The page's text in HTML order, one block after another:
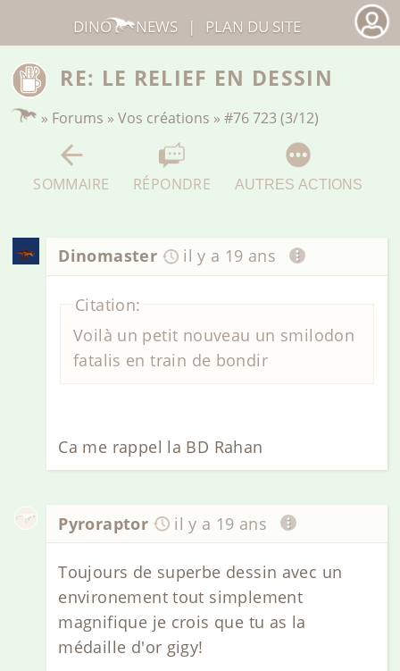
RE: LE RELIEF EN DESSIN
» Forums »Vos créations »#76 723 (3/12)
SOMMAIRE RÉPONDRE AUTRES ACTIONS
Dinomaster il y a 19 ans
Citation:
Voilà un petit nouveau un smilodon
fatalis en train de bondir
Ca me rappel la BD Rahan
Pyroraptor il y a 19 ans
Toujours de superbe dessin avec un
environement tout simplement
magnifique je crois que tu as la
médaille d'or gigy!
DINO NEWS | PLAN DU SITE